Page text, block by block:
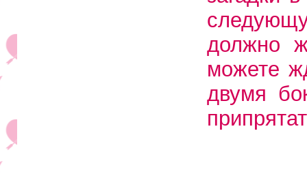
должно
можете
двумя